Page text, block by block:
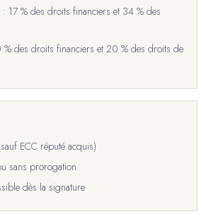
: 17 % des droits financiers et 34 % des
% des droits financiers et 20 % des droits de
ECC réputé acquis)
sans prorogation
dès la signature